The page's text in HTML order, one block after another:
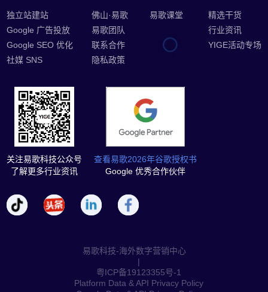
独立站建站
Google 广告投放
Google SEO 优化
社媒 SNS
佛山·易歌
易歌团队
联系合作
隐私政策
易歌课堂
精选干货
行业资讯
YIGE活动专场
关注易歌科技公众号
了解更多行业资讯
查看易歌2026年谷歌授权书
Google 优秀合作伙伴
易歌科技-海外数字营销中心
|
粤ICP备19123355号-1
Platform Data & API Privacy Policy